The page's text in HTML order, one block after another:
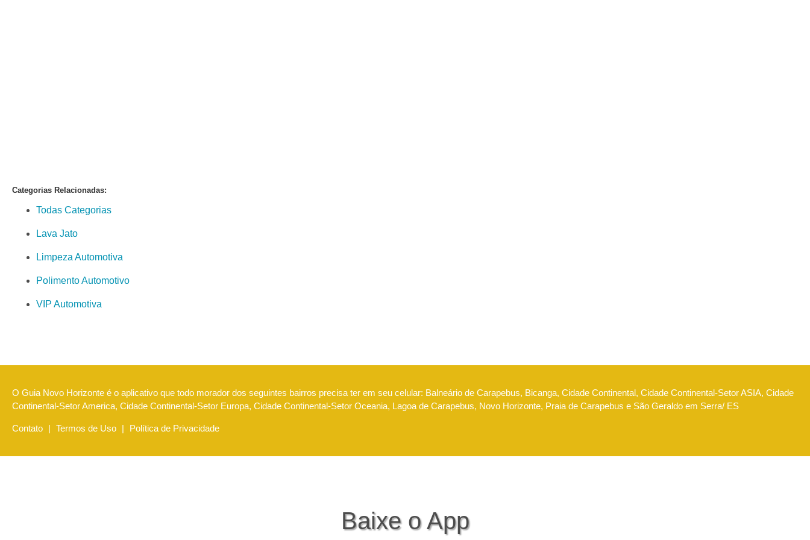
Categorias Relacionadas:
Todas Categorias
Lava Jato
Limpeza Automotiva
Polimento Automotivo
VIP Automotiva
O Guia Novo Horizonte é o aplicativo que todo morador dos seguintes bairros precisa ter em seu celular: Balneário de Carapebus, Bicanga, Cidade Continental, Cidade Continental-Setor ASIA, Cidade
Continental-Setor America, Cidade Continental-Setor Europa, Cidade Continental-Setor Oceania, Lagoa de Carapebus, Novo Horizonte, Praia de Carapebus e São Geraldo em Serra/ ES
Contato | Termos de Uso | Política de Privacidade
Baixe o App